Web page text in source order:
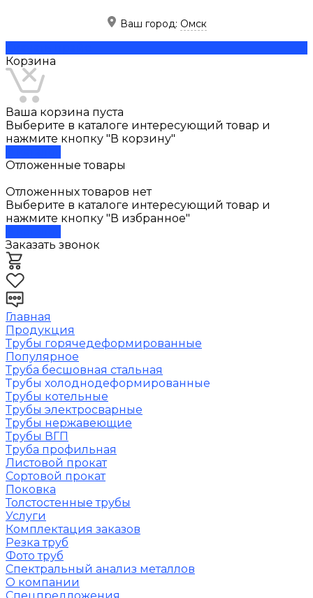
Ваш город: Омск
Корзина
Ваша корзина пуста
Выберите в каталоге интересующий товар и
нажмите кнопку "В корзину"
Отложенные товары
Отложенных товаров нет
Выберите в каталоге интересующий товар и
нажмите кнопку "В избранное"
Заказать звонок
Главная
Продукция
Трубы горячедеформированные
Популярное
Труба бесшовная стальная
Трубы холоднодеформированные
Трубы котельные
Трубы электросварные
Трубы нержавеющие
Трубы ВГП
Труба профильная
Листовой прокат
Сортовой прокат
Поковка
Толстостенные трубы
Услуги
Комплектация заказов
Резка труб
Фото труб
Спектральный анализ металлов
О компании